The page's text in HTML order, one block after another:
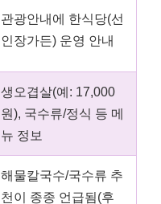
관광안내에 한식당(선
인장가든) 운영 안내
생오겹살(예: 17,000
원), 국수류/정식 등 메
뉴 정보
해물칼국수/국수류 추
천이 종종 언급됨(후